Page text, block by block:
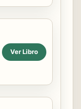
Ver Libro